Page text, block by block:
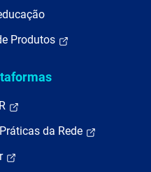
Produtos
da Rede